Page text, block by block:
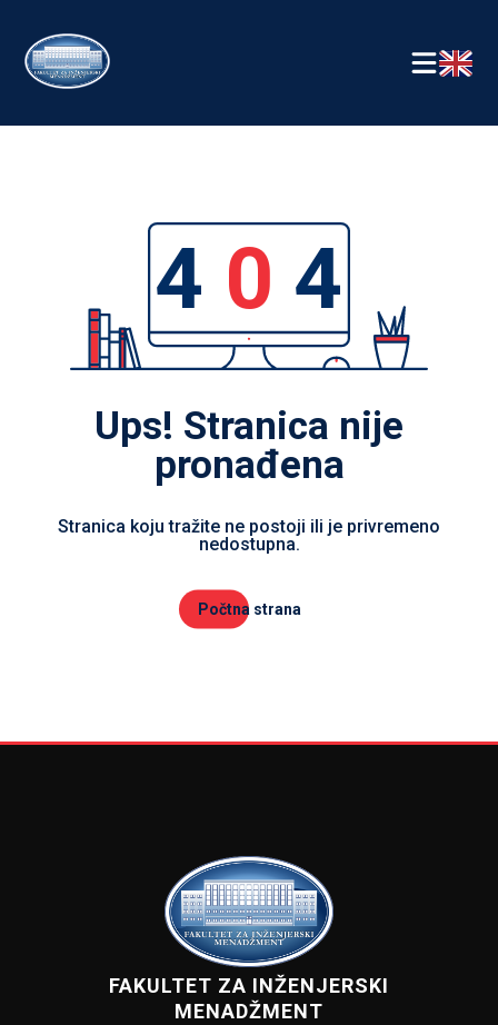
4 0 4
Ups! Stranica nije
pronađena
Stranica koju tražite ne postoji ili je privremeno
nedostupna.
Počtna strana
FAKULTET ZA INŽENJERSKI
MENADŽMENT